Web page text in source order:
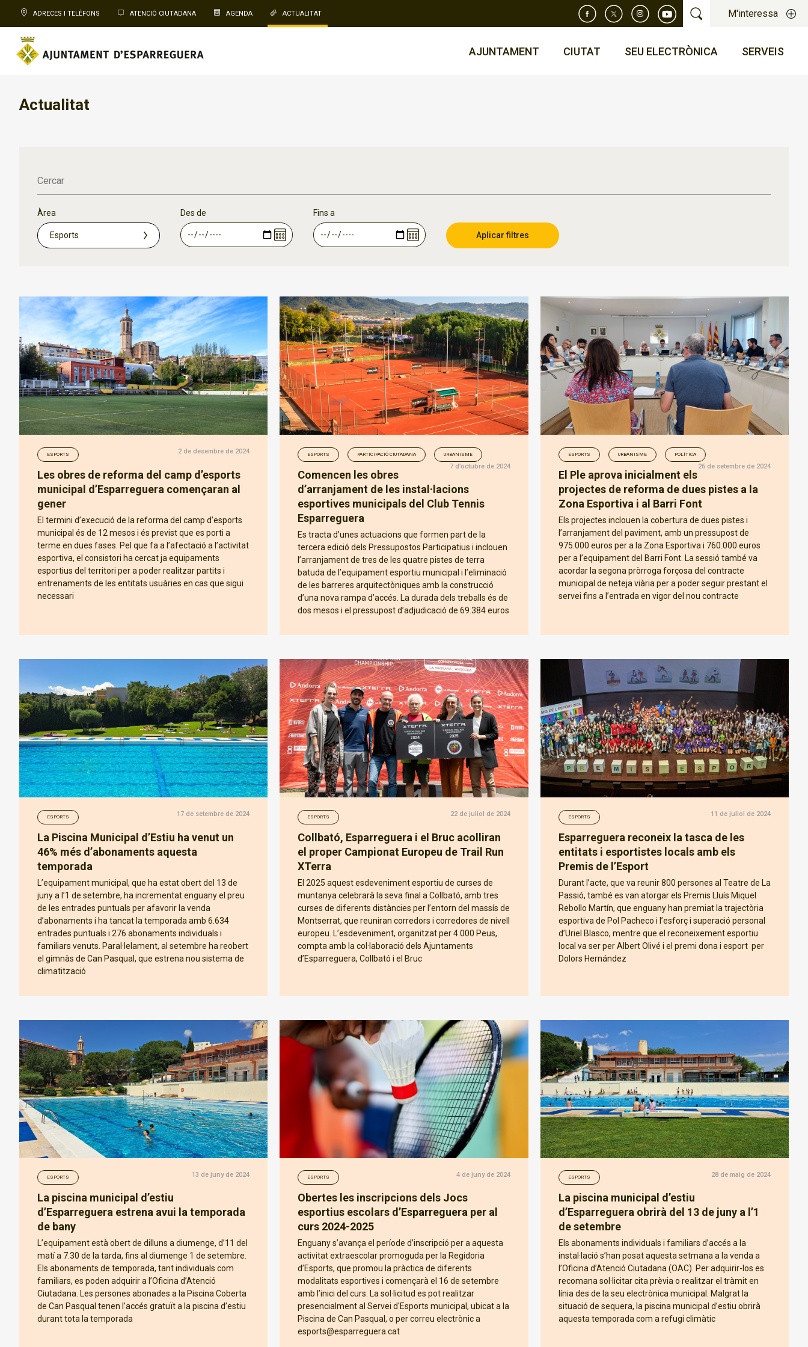
ADRECES I TELÈFONS ATENCIÓ CIUTADANA AGENDA ACTUALITAT M'interessa
AJUNTAMENT CIUTAT SEU ELECTRÒNICA SERVEIS
Actualitat
Cercar
Àrea Des de Fins a
ESPORTS 2 de desembre de 2024
Les obres de reforma del camp d’esports
municipal d’Esparreguera començaran al
gener
El termini d’execució de la reforma del camp d’esports
municipal és de 12 mesos i és previst que es porti a
terme en dues fases. Pel que fa a l’afectació a l’activitat
esportiva, el consistori ha cercat ja equipaments
esportius del territori per a poder realitzar partits i
entrenaments de les entitats usuàries en cas que sigui
necessari
ESPORTS PARTICIPACIÓ CIUTADANA URBANISME
7 d’octubre de 2024
Comencen les obres
d’arranjament de les instal·lacions
esportives municipals del Club Tennis
Esparreguera
Es tracta d’unes actuacions que formen part de la
tercera edició dels Pressupostos Participatius i inclouen
l’arranjament de tres de les quatre pistes de terra
batuda de l’equipament esportiu municipal i l’eliminació
de les barreres arquitectòniques amb la construcció
d’una nova rampa d’accés. La durada dels treballs és de
dos mesos i el pressupost d’adjudicació de 69.384 euros
ESPORTS URBANISME POLÍTICA
26 de setembre de 2024
El Ple aprova inicialment els
projectes de reforma de dues pistes a la
Zona Esportiva i al Barri Font
Els projectes inclouen la cobertura de dues pistes i
l’arranjament del paviment, amb un pressupost de
975.000 euros per a la Zona Esportiva i 760.000 euros
per a l’equipament del Barri Font. La sessió també va
acordar la segona pròrroga forçosa del contracte
municipal de neteja viària per a poder seguir prestant el
servei fins a l’entrada en vigor del nou contracte
ESPORTS 17 de setembre de 2024
La Piscina Municipal d’Estiu ha venut un
46% més d’abonaments aquesta
temporada
L’equipament municipal, que ha estat obert del 13 de
juny a l’1 de setembre, ha incrementat enguany el preu
de les entrades puntuals per afavorir la venda
d’abonaments i ha tancat la temporada amb 6.634
entrades puntuals i 276 abonaments individuals i
familiars venuts. Paral·lelament, al setembre ha reobert
el gimnàs de Can Pasqual, que estrena nou sistema de
climatització
ESPORTS 22 de juliol de 2024
Collbató, Esparreguera i el Bruc acolliran
el proper Campionat Europeu de Trail Run
XTerra
El 2025 aquest esdeveniment esportiu de curses de
muntanya celebrarà la seva final a Collbató, amb tres
curses de diferents distàncies per l’entorn del massís de
Montserrat, que reuniran corredors i corredores de nivell
europeu. L’esdeveniment, organitzat per 4.000 Peus,
compta amb la col·laboració dels Ajuntaments
d’Esparreguera, Collbató i el Bruc
ESPORTS 11 de juliol de 2024
Esparreguera reconeix la tasca de les
entitats i esportistes locals amb els
Premis de l’Esport
Durant l’acte, que va reunir 800 persones al Teatre de La
Passió, també es van atorgar els Premis Lluís Miquel
Rebollo Martín, que enguany han premiat la trajectòria
esportiva de Pol Pacheco i l’esforç i superació personal
d’Uriel Blasco, mentre que el reconeixement esportiu
local va ser per Albert Olivé i el premi dona i esport per
Dolors Hernández
ESPORTS 13 de juny de 2024
La piscina municipal d’estiu
d’Esparreguera estrena avui la temporada
de bany
L’equipament està obert de dilluns a diumenge, d’11 del
matí a 7.30 de la tarda, fins al diumenge 1 de setembre.
Els abonaments de temporada, tant individuals com
familiars, es poden adquirir a l’Oficina d’Atenció
Ciutadana. Les persones abonades a la Piscina Coberta
de Can Pasqual tenen l’accés gratuït a la piscina d’estiu
durant tota la temporada
ESPORTS 4 de juny de 2024
Obertes les inscripcions dels Jocs
esportius escolars d’Esparreguera per al
curs 2024-2025
Enguany s’avança el període d’inscripció per a aquesta
activitat extraescolar promoguda per la Regidoria
d’Esports, que promou la pràctica de diferents
modalitats esportives i començarà el 16 de setembre
amb l’inici del curs. La sol·licitud es pot realitzar
presencialment al Servei d'Esports municipal, ubicat a la
Piscina de Can Pasqual, o per correu electrònic a
esports@esparreguera.cat
ESPORTS 28 de maig de 2024
La piscina municipal d’estiu
d’Esparreguera obrirà del 13 de juny a l’1
de setembre
Els abonaments individuals i familiars d’accés a la
instal·lació s’han posat aquesta setmana a la venda a
l’Oficina d’Atenció Ciutadana (OAC). Per adquirir-los es
recomana sol·licitar cita prèvia o realitzar el tràmit en
línia des de la seu electrònica municipal. Malgrat la
situació de sequera, la piscina municipal d’estiu obrirà
aquesta temporada com a refugi climàtic